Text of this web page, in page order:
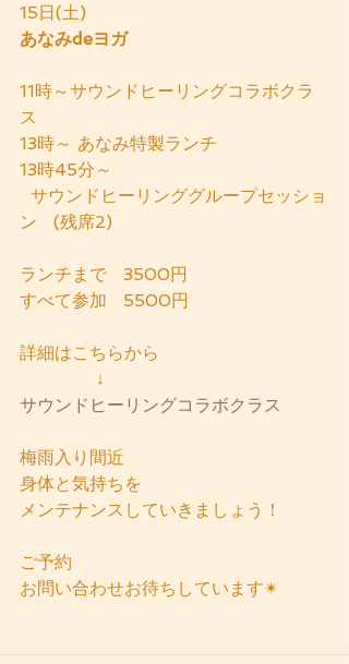
15日(土)
あなみdeヨガ
11時～サウンドヒーリングコラボクラ
ス
13時～ あなみ特製ランチ
13時45分～
サウンドヒーリンググループセッショ
ン   (残席2)
ランチまで   3500円
すべて参加   5500円
詳細はこちらから
↓
サウンドヒーリングコラボクラス
梅雨入り間近
身体と気持ちを
メンテナンスしていきましょう！
ご予約
お問い合わせお待ちしています✴